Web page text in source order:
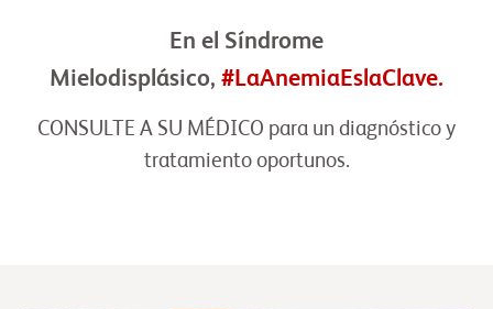
En el Síndrome
Mielodisplásico, #LaAnemiaEslaClave.
CONSULTE A SU MÉDICO para un diagnóstico y
tratamiento oportunos.